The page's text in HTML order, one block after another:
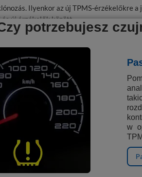
Ilyenkor az új TPMS-érzékelőkre
új érzékelők között.
programozásához szükségünk van
módja:
a kerékhez kell közelíteni, majd kiolvasni
számítógéppel csatlakozni az autóhoz és
nincs nyomtatott ID.
készítünk, ami új érzékelők
az érzékelők legfeljebb 7.70-es
potrzebujesz
w